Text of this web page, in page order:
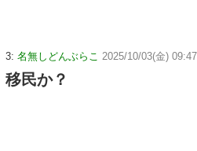
3: 名無しどんぶらこ 2025/10/03(金)
移民か？